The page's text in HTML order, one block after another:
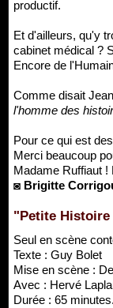
productif.
Et d'ailleurs, qu'y
cabinet médical ?
Encore de
Comme disait
l'homme des
Pour ce qui est
Merci beaucoup
Madame Ruffiaut !
◙ Brigitte
"Petite Histoire
Seul en scène
Texte : Guy Bolet
Mise en scène :
Avec : Hervé
Durée : 65 minutes.